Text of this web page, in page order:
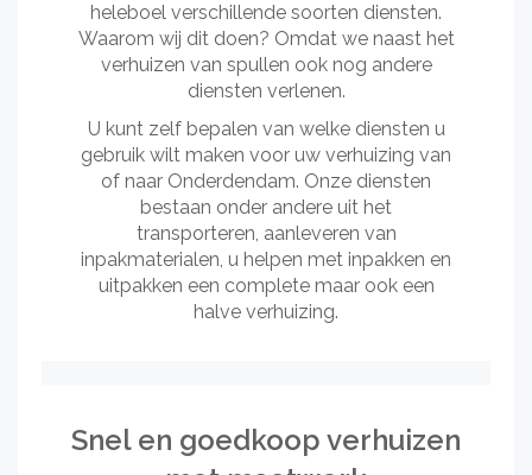
heleboel verschillende soorten diensten.
Waarom wij dit doen? Omdat we naast het
verhuizen van spullen ook nog andere
diensten verlenen.
U kunt zelf bepalen van welke diensten u
gebruik wilt maken voor uw verhuizing van
of naar Onderdendam. Onze diensten
bestaan onder andere uit het
transporteren, aanleveren van
inpakmaterialen, u helpen met inpakken en
uitpakken een complete maar ook een
halve verhuizing.
Snel en goedkoop verhuizen